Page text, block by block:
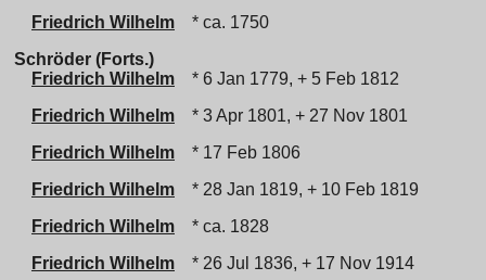
Friedrich Wilhelm
* ca. 1750
Schröder (Forts.)
Friedrich Wilhelm
* 6 Jan 1779, + 5 Feb 1812
Friedrich Wilhelm
* 3 Apr 1801, + 27 Nov 1801
Friedrich Wilhelm
* 17 Feb 1806
Friedrich Wilhelm
* 28 Jan 1819, + 10 Feb 1819
Friedrich Wilhelm
* ca. 1828
Friedrich Wilhelm
* 26 Jul 1836, + 17 Nov 1914